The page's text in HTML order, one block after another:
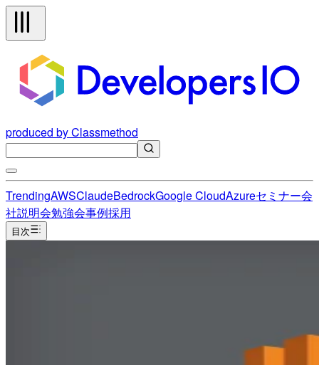
produced by Classmethod
TrendingAWSClaudeBedrockGoogle CloudAzureセミナー会
社説明会勉強会事例採用
目次